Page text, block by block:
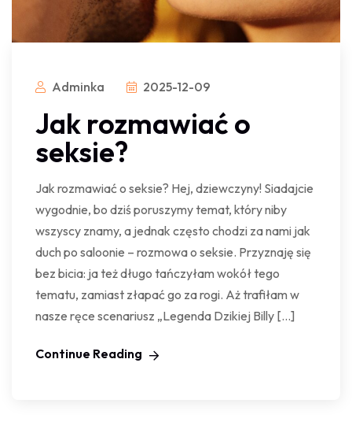
Adminka 2025-12-09
Jak rozmawiać o
seksie?
Jak rozmawiać o seksie? Hej, dziewczyny! Siadajcie
wygodnie, bo dziś poruszymy temat, który niby
wszyscy znamy, a jednak często chodzi za nami jak
duch po saloonie – rozmowa o seksie. Przyznaję się
bez bicia: ja też długo tańczyłam wokół tego
tematu, zamiast złapać go za rogi. Aż trafiłam w
nasze ręce scenariusz „Legenda Dzikiej Billy […]
Continue Reading